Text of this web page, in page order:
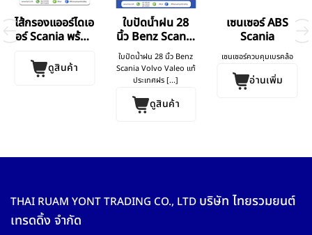
ไส้กรองแออร์ไดเอ
อร์ Scania พร้อม
ดูสินค้า
ใบปัดน้ำฝน 28
นิ้ว Benz Scania
Volvo
ใบปัดน้ำฝน 28 นิ้ว Benz
Scania Volvo Valeo แท้
ประเทศฝร [...]
ดูสินค้า
เซนเซอร์ ABS
Scania
เซนเซอร์ควบคุมเบรคล้อ
อ่านเพิ่ม
THAI RUAM YONT TRADING CO., LTD บริษัท ไทยรวมยนต์
เทรดดิ้ง จำกัด